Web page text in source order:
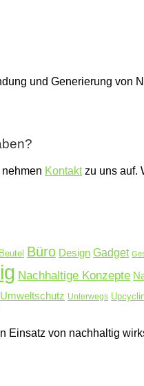
und Generierung
Kontaktzu uns auf.
Beutel Büro Design Gadget
Nachhaltige Konzepte
Umweltschutz Unterwegs
Einsatz von nachhaltig